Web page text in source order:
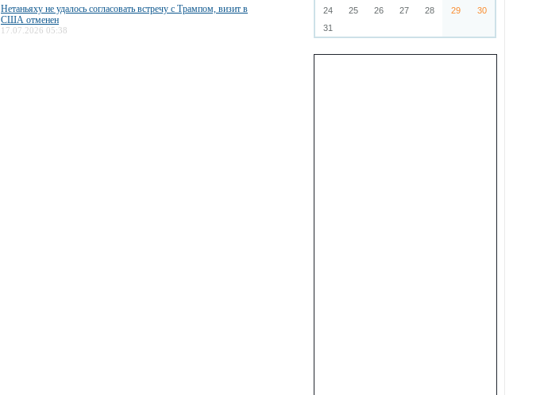
24
25 26 27 28 29
30
31
Нетаньяху не удалось согласовать встречу с Трампом, визит в
США отменен
17.07.2026 05:38